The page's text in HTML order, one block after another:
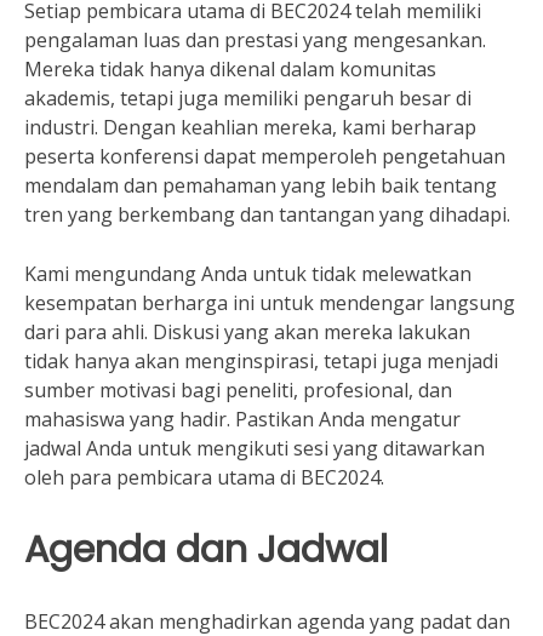
Setiap pembicara utama di BEC2024 telah memiliki
pengalaman luas dan prestasi yang mengesankan.
Mereka tidak hanya dikenal dalam komunitas
akademis, tetapi juga memiliki pengaruh besar di
industri. Dengan keahlian mereka, kami berharap
peserta konferensi dapat memperoleh pengetahuan
mendalam dan pemahaman yang lebih baik tentang
tren yang berkembang dan tantangan yang dihadapi.
Kami mengundang Anda untuk tidak melewatkan
kesempatan berharga ini untuk mendengar langsung
dari para ahli. Diskusi yang akan mereka lakukan
tidak hanya akan menginspirasi, tetapi juga menjadi
sumber motivasi bagi peneliti, profesional, dan
mahasiswa yang hadir. Pastikan Anda mengatur
jadwal Anda untuk mengikuti sesi yang ditawarkan
oleh para pembicara utama di BEC2024.
Agenda dan Jadwal
BEC2024 akan menghadirkan agenda yang padat dan